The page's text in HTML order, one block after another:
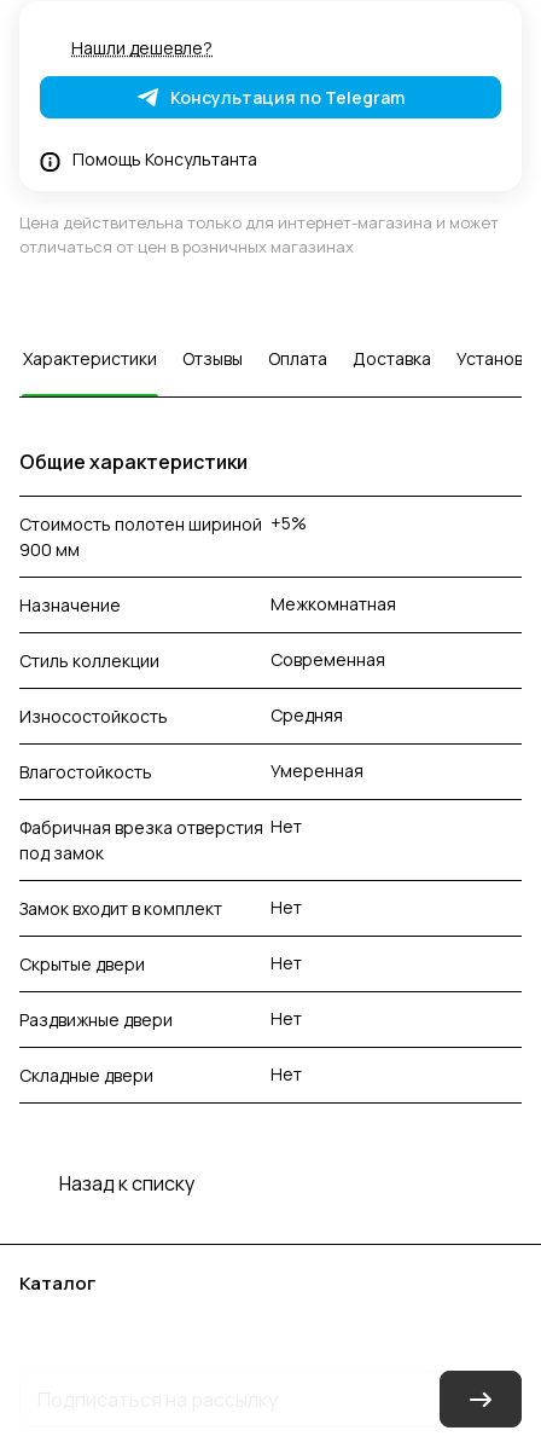
Нашли дешевле?
Консультация по Telegram
Помощь Консультанта
Цена действительна только для интернет-магазина и может
отличаться от цен в розничных магазинах
Характеристики Отзывы Оплата Доставка Установка
Общие характеристики
Стоимость полотен шириной
900 мм
+5%
Назначение Межкомнатная
Стиль коллекции Современная
Износостойкость Средняя
Влагостойкость Умеренная
Фабричная врезка отверстия
под замок
Нет
Замок входит в комплект Нет
Скрытые двери Нет
Раздвижные двери Нет
Складные двери Нет
Назад к списку
Каталог